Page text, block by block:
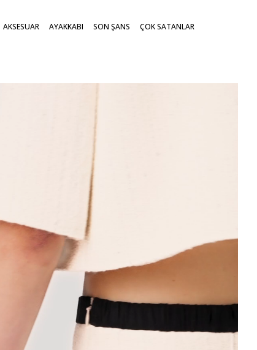
AKSESUAR AYAKKABI SON ŞANS ÇOK SATANLAR